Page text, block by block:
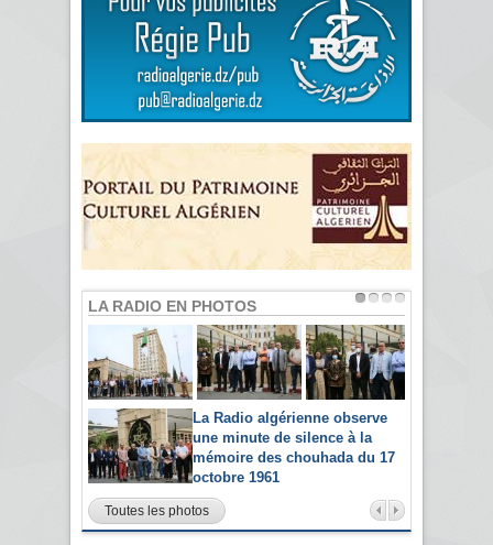
LA RADIO EN PHOTOS
La Radio algérienne observe
une minute de silence à la
mémoire des chouhada du 17
octobre 1961
Toutes les photos